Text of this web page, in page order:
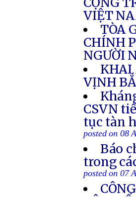
VIỆT
TÒA
CHÍNH
NGƯỜI
KHAI
VỊNH
CSVN
tục tàn
posted on 08
Báo
trong
posted on 07